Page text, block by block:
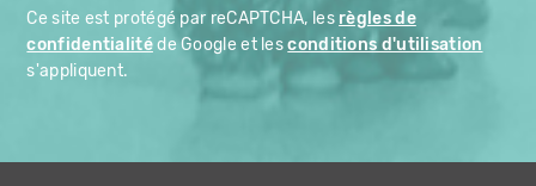
Ce site est protégé par reCAPTCHA, les règles de
confidentialitéde Google et lesconditions d'utilisation
s'appliquent.